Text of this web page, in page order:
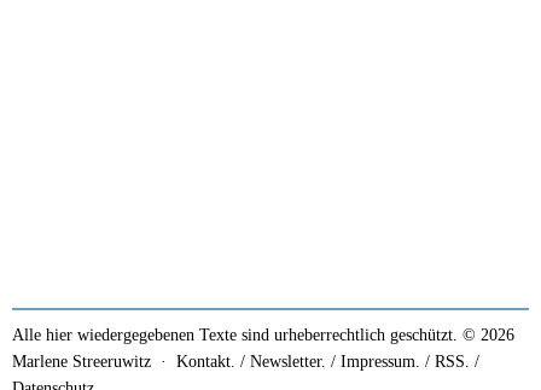
Alle hier wiedergegebenen Texte sind urheberrechtlich geschützt. © 2026
Marlene Streeruwitz · Kontakt. / Newsletter. / Impressum. / RSS. /